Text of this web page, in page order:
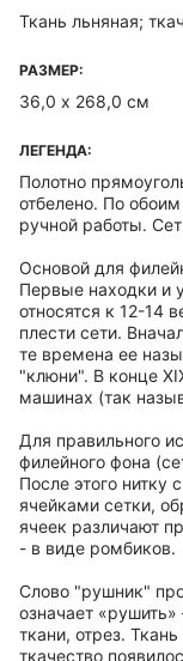
Ткань льняная;
РАЗМЕР:
36,0 х 268,0 см
ЛЕГЕНДА:
Полотно
отбелено. По
ручной работы.
Основой для
Первые находки и
относятся к 12-14
плести сети.
те времена ее
"клюни". В конце
машинах (так
Для правильного
филейного фона
После этого
ячейками сетки,
ячеек различают
- в виде ромбиков.
Слово "рушник"
означает
ткани, отрез.
ткачество